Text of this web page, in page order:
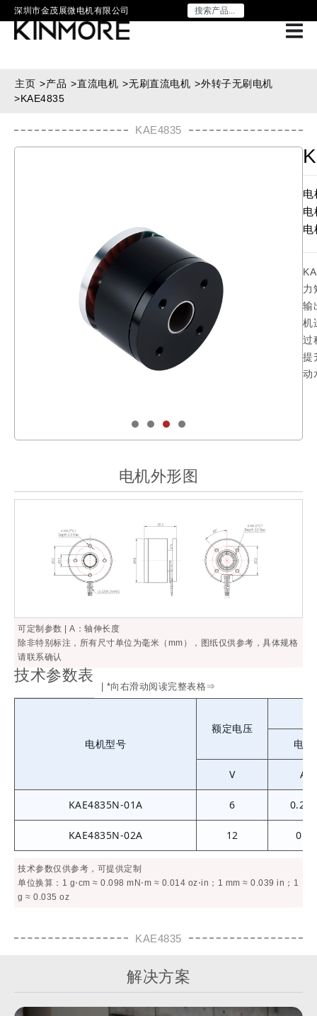
深圳市金茂展微电机有限公司
主页 >产品 >直流电机 >无刷直流电机 >外转子无刷电机
>KAE4835
KAE4835
电
电
电
力
输
机
过
提
动
电机外形图
可定制参数 | A：轴伸长度
除非特别标注，所有尺寸单位为毫米（mm），图纸仅供参考，具体规格
请联系确认
技术参数表
| *向右滑动阅读完整表格⇒
电机型号
额定电压
电流
V A
KAE4835N-01A 6 0.229
KAE4835N-02A 12 0.3
技术参数仅供参考，可提供定制
单位换算：1 g⋅cm ≈ 0.098 mN⋅m ≈ 0.014 oz⋅in；1 mm ≈ 0.039 in；1
g ≈ 0.035 oz
KAE4835
解决方案